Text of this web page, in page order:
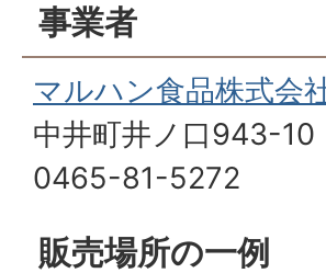
事業者
マルハン食品株式会
中井町井ノ口943-10
0465-81-5272
販売場所の一例